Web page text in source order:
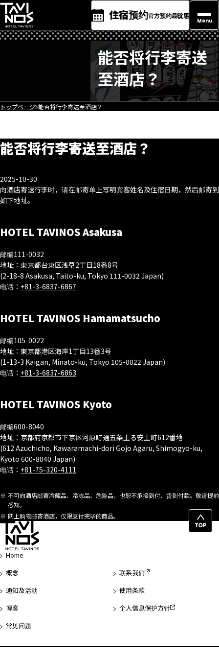
住宿预约官方预约最优惠
Menu
能否将行李寄送
至酒店？
トップページ 能否将行李寄送至酒店？
能否将行李寄送至酒店？
2025-10-30
向酒店寄送行李时，请在邮寄单上写明宾客姓名及住宿日期，然后邮寄到
如下地址。
HOTEL TAVINOS Asakusa
邮编111-0032
地址：東京都台東区浅草2丁目18番8号
(2-18-8 Asakusa, Taito-ku, Tokyo 111-0032 Japan)
电话： +81-3-6837-6867
HOTEL TAVINOS Hamamatsucho
邮编105-0022
地址：東京都港区海岸1丁目13番3号
(1-13-3 Kaigan, Minato-ku, Tokyo 105-0022 Japan)
电话： +81-3-6837-6863
HOTEL TAVINOS Kyoto
邮编600-8040
地址：京都府京都市下京区河原町通五条上る安土町612番地
(612 Azuchicho, Kawaramachi-dori Gojo Agaru, Shimogyo-ku,
Kyoto 600-8040 Japan)
电话： +81-75-320-4111
不可向酒店邮寄冷藏品、冷冻品、危险品，也恕不承接到付、货到付款。敬请提前
悉知。
网上购物邮寄酒店，仅限支付完毕的商品。
返
Home
概念
通知及活动
博客
常见问题
联系我们
使用条款
个人信息保护方针